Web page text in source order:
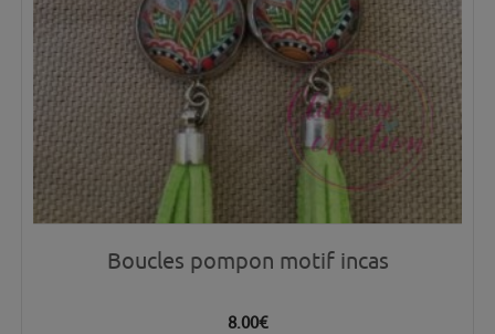
Boucles pompon motif incas
8.00€